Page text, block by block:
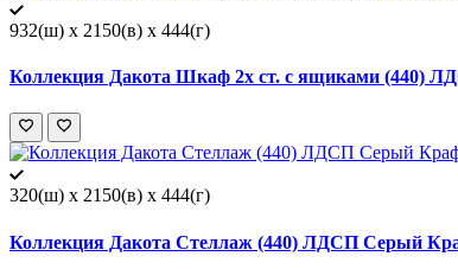
932(ш) x 2150(в) x 444(г)
Коллекция Дакота Шкаф 2х ст. с ящиками (440)
320(ш) x 2150(в) x 444(г)
Коллекция Дакота Стеллаж (440) ЛДСП Серый